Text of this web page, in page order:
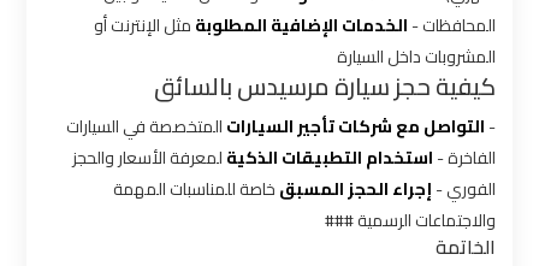
المحافظات -الخدمات الإضافية المطلوبةمثل الإنترنت أو
المشروبات داخل السيارة
كيفية حجز سيارة مرسيدس بالسائق
-التواصل مع شركات تأجير السياراتالمتخصصة في السيارات
الفاخرة -استخدام التطبيقات الذكيةلمعرفة الأسعار والحجز
الفوري -إجراء الحجز المسبقخاصة للمناسبات المهمة
والاجتماعات الرسمية ###
الخاتمة
شركه
ليموزين
القاهره
ليموزين
اسكندرية
القاهرة